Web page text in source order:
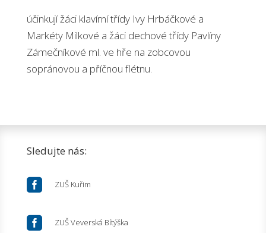
účinkují žáci klavírní třídy Ivy Hrbáčkové a
Markéty Milkové a žáci dechové třídy Pavlíny
Zámečníkové ml. ve hře na zobcovou
sopránovou a příčnou flétnu.
Sledujte nás:
 ZUŠ Kuřim
 ZUŠ Veverská Bítýška